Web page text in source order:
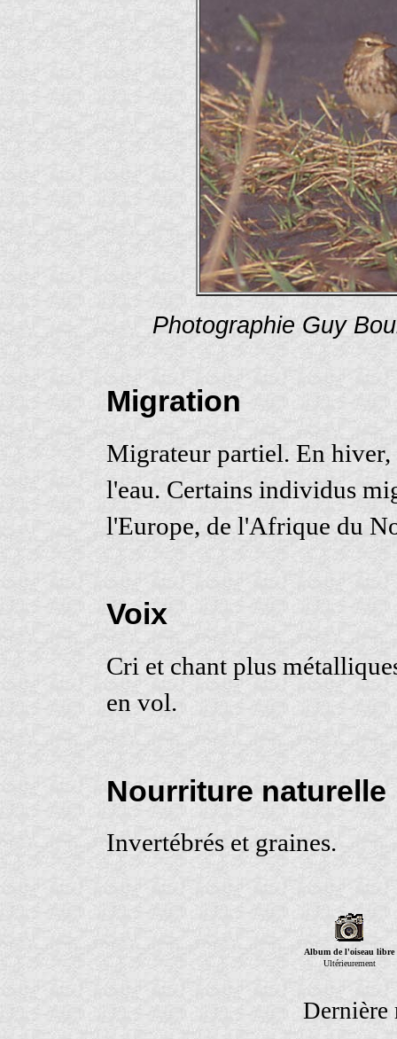
Photographie Guy
Migration
Migrateur partiel. En hiver,
l'eau. Certains individus
l'Europe, de l'Afrique du
Voix
Cri et chant plus
en vol.
Nourriture naturelle
Invertébrés et graines.
Album de l'oiseau libre
Ultérieurement